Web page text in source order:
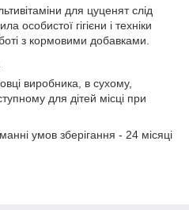
для цуценят слід
особистої гігієни і техніки
з кормовими добавками.
виробника, в сухому,
для дітей місці при
умов зберігання - 24 місяці